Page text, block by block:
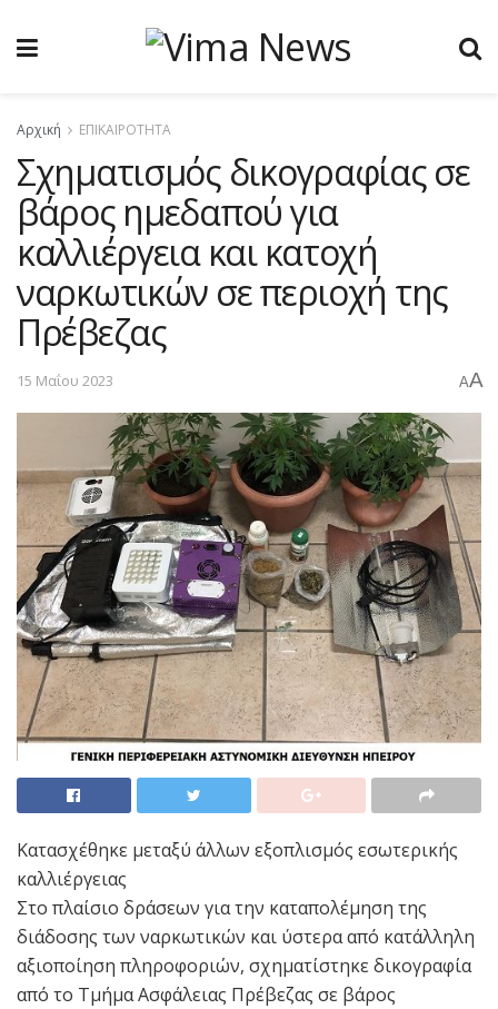
Αρχική ΕΠΙΚΑΙΡΟΤΗΤΑ
Σχηματισμός δικογραφίας σε
βάρος ημεδαπού για
καλλιέργεια και κατοχή
ναρκωτικών σε περιοχή της
Πρέβεζας
15 Μαΐου 2023 AA
Κατασχέθηκε μεταξύ άλλων εξοπλισμός εσωτερικής
καλλιέργειας
Στο πλαίσιο δράσεων για την καταπολέμηση της
διάδοσης των ναρκωτικών και ύστερα από κατάλληλη
αξιοποίηση πληροφοριών, σχηματίστηκε δικογραφία
από το Τμήμα Ασφάλειας Πρέβεζας σε βάρος